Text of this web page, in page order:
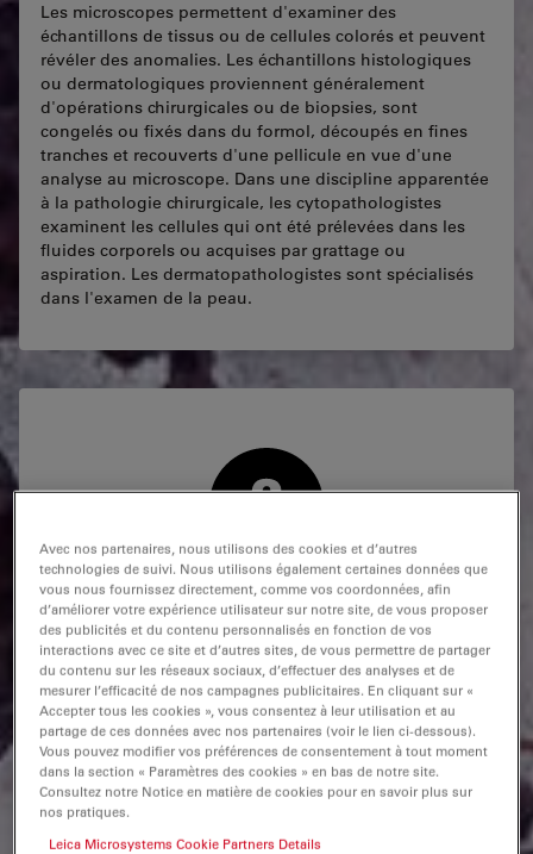
Les microscopes permettent d'examiner des
échantillons de tissus ou de cellules colorés et peuvent
révéler des anomalies. Les échantillons histologiques
ou dermatologiques proviennent généralement
d'opérations chirurgicales ou de biopsies, sont
congelés ou fixés dans du formol, découpés en fines
tranches et recouverts d'une pellicule en vue d'une
analyse au microscope. Dans une discipline apparentée
à la pathologie chirurgicale, les cytopathologistes
examinent les cellules qui ont été prélevées dans les
fluides corporels ou acquises par grattage ou
aspiration. Les dermatopathologistes sont spécialisés
dans l'examen de la peau.
Quelles sont les disciplines couvertes par la
pathologie anatomique ?
La pathologie anatomique englobe diverses disciplines,
dont l'histopathologie, la cytopathologie, la
dermatopathologie et la pathologie médico-légale.
Ensemble, ces branches s'efforcent de dresser un
tableau complet et toujours plus complet des tissus
anatomiques et des structures cellulaires afin
d'améliorer la santé des patients.
Avec nos partenaires, nous utilisons des cookies et d’autres
technologies de suivi. Nous utilisons également certaines données que
vous nous fournissez directement, comme vos coordonnées, afin
d’améliorer votre expérience utilisateur sur notre site, de vous proposer
des publicités et du contenu personnalisés en fonction de vos
interactions avec ce site et d’autres sites, de vous permettre de partager
du contenu sur les réseaux sociaux, d’effectuer des analyses et de
mesurer l’efficacité de nos campagnes publicitaires. En cliquant sur «
Accepter tous les cookies », vous consentez à leur utilisation et au
partage de ces données avec nos partenaires (voir le lien ci-dessous).
Vous pouvez modifier vos préférences de consentement à tout moment
dans la section « Paramètres des cookies » en bas de notre site.
Consultez notre Notice en matière de cookies pour en savoir plus sur
nos pratiques.
Leica Microsystems Cookie Partners Details